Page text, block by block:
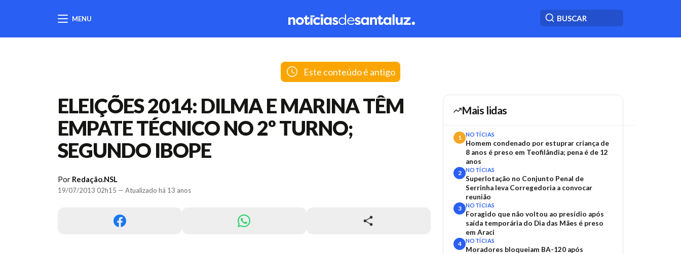
MENU
Este conteúdo é antigo
ELEIÇÕES 2014: DILMA E MARINA TÊM
EMPATE TÉCNICO NO 2º TURNO;
SEGUNDO IBOPE
Por Redação.NSL
19/07/2013 02h15 — Atualizado há 13 anos
Mais lidas
1 NOTÍCIAS
Homem condenado por estuprar criança de
8 anos é preso em Teofilândia; pena é de 12
anos
2 NOTÍCIAS
Superlotação no Conjunto Penal de
Serrinha leva Corregedoria a convocar
reunião
3 NOTÍCIAS
Foragido que não voltou ao presídio após
saída temporária do Dia das Mães é preso
em Araci
4 NOTÍCIAS
Moradores bloqueiam BA-120 após